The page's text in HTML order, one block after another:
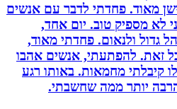
פחדתי לדבר עם אנשים
טוב. יום אחד,
ולנאום. פחדתי מאוד,
להפתעתי, אנשים אהבו
מחמאות. באותו רגע
יותר ממה שחשבתי.